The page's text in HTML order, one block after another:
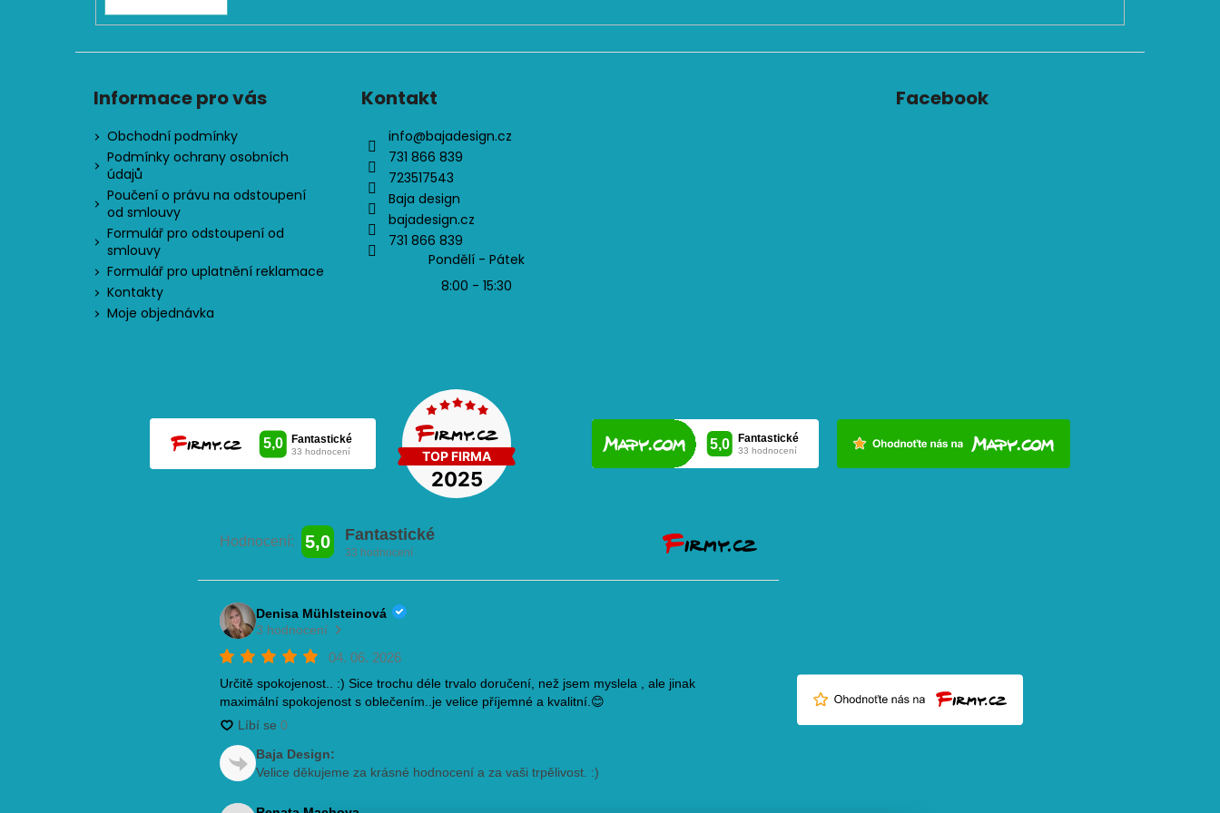
Informace pro vás
Obchodní podmínky
Podmínky ochrany osobních
údajů
Poučení o právu na odstoupení
od smlouvy
Formulář pro odstoupení od
smlouvy
Formulář pro uplatnění reklamace
Kontakty
Moje objednávka
Kontakt
info@bajadesign.cz
731 866 839
723517543
Baja design
bajadesign.cz
731 866 839
Pondělí - Pátek
8:00 - 15:30
Facebook